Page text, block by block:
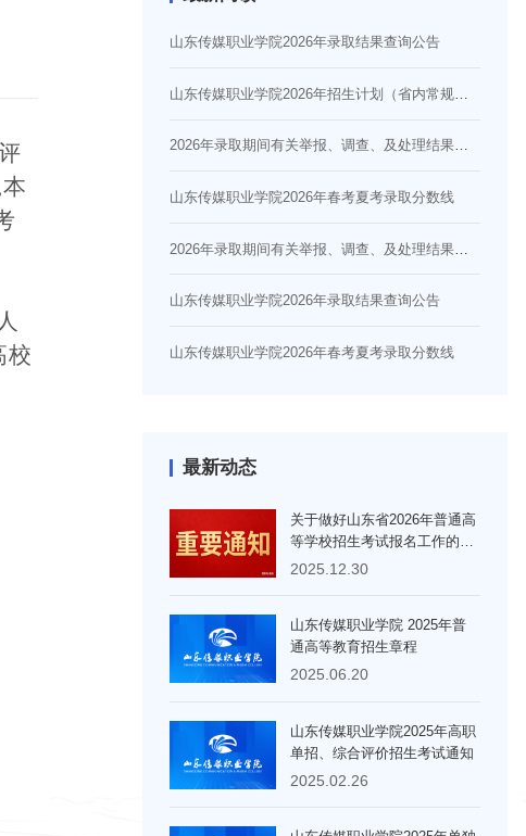
校
山东传媒职业学院2026年录取结果查询公告
2026年录取期间有关举报、调查、及处理结果的说明
山东传媒职业学院2026年春考夏考录取分数线
山东传媒职业学院2026年录取结果查询公告
山东传媒职业学院2026年春考夏考录取分数线
最新动态
关于做好山东省2026年普通高
等学校招生考试报名工作的通
知
2025.12.30
山东传媒职业学院 2025年普
通高等教育招生章程
2025.06.20
山东传媒职业学院2025年高职
单招、综合评价招生考试通知
2025.02.26